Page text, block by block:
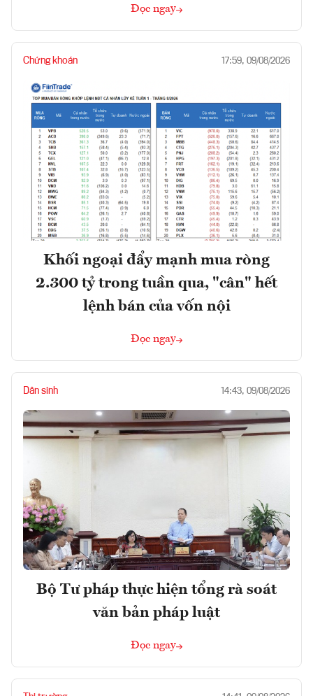
Đọc ngay
Chứng khoán 17:59, 09/08/2026
Khối ngoại đẩy mạnh mua ròng
2.300 tỷ trong tuần qua, "cân" hết
lệnh bán của vốn nội
Đọc ngay
Dân sinh 14:43, 09/08/2026
Bộ Tư pháp thực hiện tổng rà soát
văn bản pháp luật
Đọc ngay